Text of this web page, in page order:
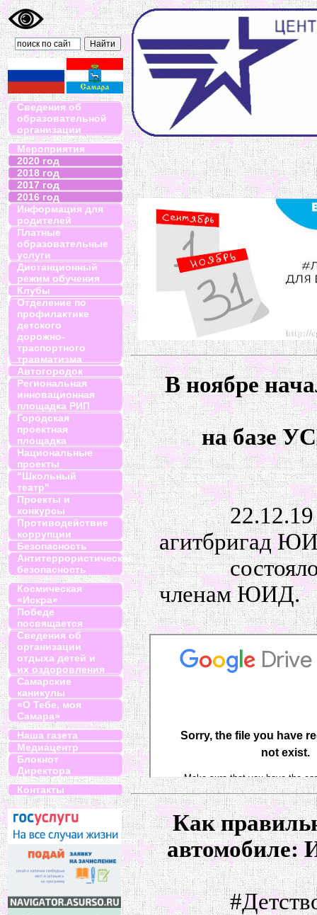
Сведения об
образовательной
организации
Мероприятия
2020 год
2018 год
2017 год
2016 год
Информация для
родителей
Платные
образовательные
услуги
Дистанционный
режим обучения
Клубы
Отделение по
профилактике
детского
дорожно-
траспортного
травматизма
Автогородок
Региональная
инновационная
площадка РИП
Городская
проектная
площадка
Национальные
проекты
"Школьный
театр"
Проекты и
конкурсы
Противодействие
коррупции
Безопасность
Антитеррористическая
безопасность
Космическая
«Искра»
Победе
посвящается
Сведения об
организации
отдыха детей и
их оздоровления
Самарские
каникулы
«О Тебе, моя
Самара»
Наша газета
Медиацентр
Блокнот
Директора
Контакты
В ноябре
на базе
22.12.19
агитбригад
членам ЮИД.
Как
автомобиле: